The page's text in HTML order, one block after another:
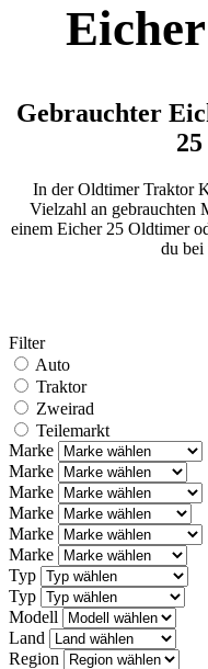
Gebrauchter
In der Oldtimer Traktor
Vielzahl an gebrauchten
einem Eicher 25 Oldtimer
du bei
Filter
Auto
Traktor
Zweirad
Teilemarkt
Marke
Marke
Marke
Marke
Marke
Marke
Typ
Typ
Modell
Land
Region